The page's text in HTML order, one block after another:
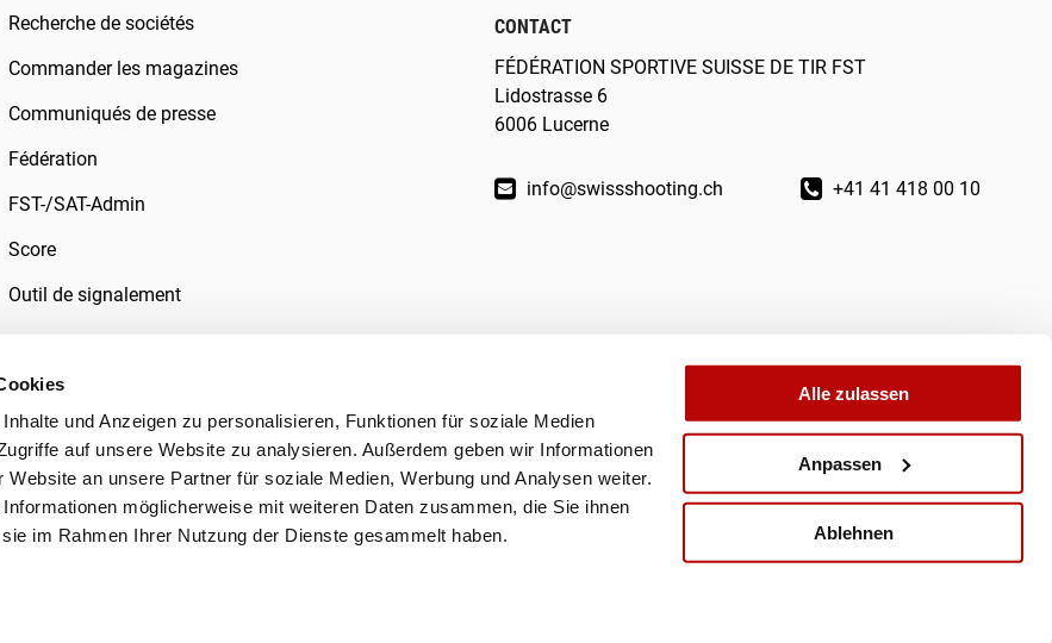
und Anzeigen zu personalisieren, Funktionen für soziale Medien
auf unsere Website zu analysieren. Außerdem geben wir Informationen
Website an unsere Partner für soziale Medien, Werbung und Analysen weiter.
möglicherweise mit weiteren Daten zusammen, die Sie ihnen
im Rahmen Ihrer Nutzung der Dienste gesammelt haben.
Alle zulassen
Anpassen
Ablehnen
Recherche de sociétés
Commander les magazines
Communiqués de presse
Fédération
FST-/SAT-Admin
Score
Outil de signalement
CONTACT
FÉDÉRATION SPORTIVE SUISSE DE TIR FST
Lidostrasse 6
6006 Lucerne
info@swissshooting.ch +41 41 418 00 10